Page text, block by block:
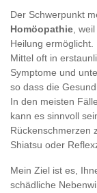
Der Schwerpunkt
Homöopathie ,
Heilung
Mittel oft in
Symptome und
so dass die
In den meisten
kann es sinnvoll
Rückenschmerzen
Shiatsu oder
Mein Ziel ist es,
schädliche